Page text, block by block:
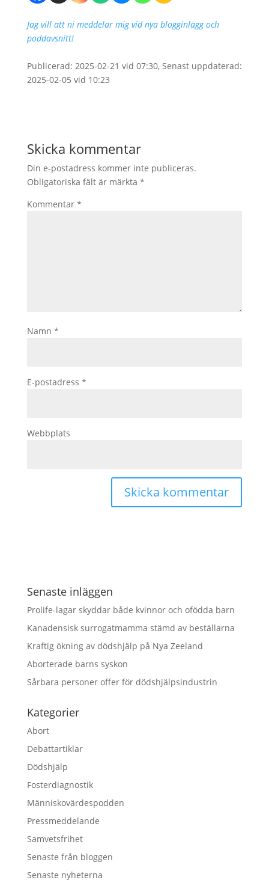
Jag vill att ni meddelar mig vid nya blogginlägg och
poddavsnitt!
Publicerad: 2025-02-21 vid 07:30, Senast uppdaterad:
2025-02-05 vid 10:23
Skicka kommentar
Din e-postadress kommer inte publiceras.
Obligatoriska fält är märkta *
Kommentar *
Namn *
E-postadress *
Webbplats
Senaste inläggen
Prolife-lagar skyddar både kvinnor och ofödda barn
Kanadensisk surrogatmamma stämd av beställarna
Kraftig ökning av dödshjälp på Nya Zeeland
Aborterade barns syskon
Sårbara personer offer för dödshjälpsindustrin
Kategorier
Abort
Debattartiklar
Dödshjälp
Fosterdiagnostik
Människovärdespodden
Pressmeddelande
Samvetsfrihet
Senaste från bloggen
Senaste nyheterna